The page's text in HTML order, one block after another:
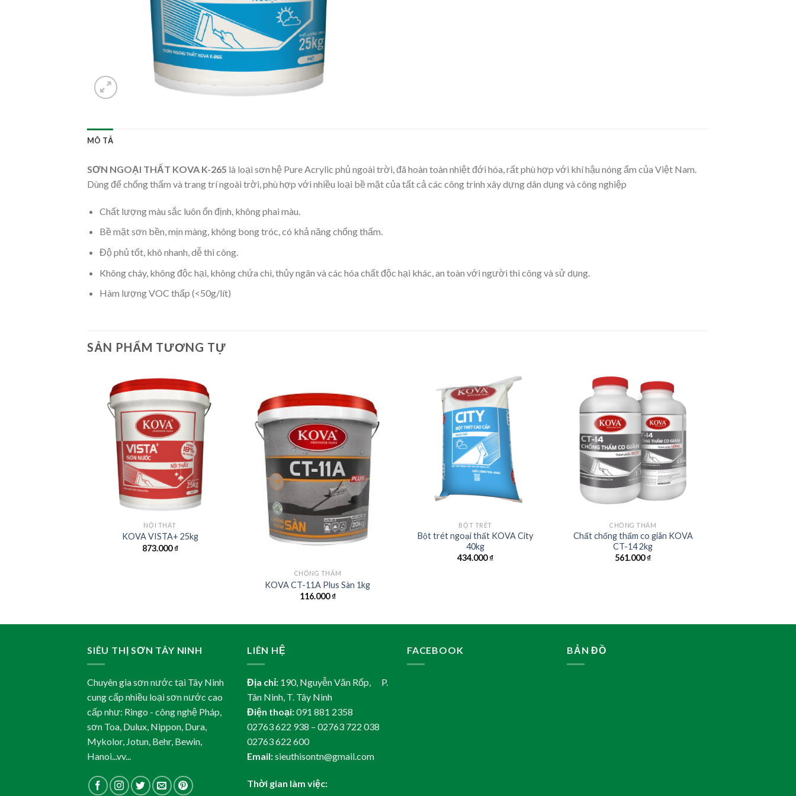
MÔ TẢ
SƠN NGOẠI THẤT KOVA K-265 là loại sơn hệ Pure Acrylic phủ ngoài trời, đã hoàn toàn nhiệt đới hóa, rất phù hợp với khí hậu nóng ẩm của Việt Nam.
Dùng để chống thấm và trang trí ngoài trời, phù hợp với nhiều loại bề mặt của tất cả các công trình xây dựng dân dụng và công nghiệp
Chất lượng màu sắc luôn ổn định, không phai màu.
Bề mặt sơn bền, mịn màng, không bong tróc, có khả năng chống thấm.
Độ phủ tốt, khô nhanh, dễ thi công.
Không cháy, không độc hại, không chứa chì, thủy ngân và các hóa chất độc hại khác, an toàn với người thi công và sử dụng.
Hàm lượng VOC thấp (<50g/lít)
SẢN PHẨM TƯƠNG TỰ
NỘI THẤT
KOVA VISTA+ 25kg
873.000₫
CHỐNG THẤM
KOVA CT-11A Plus Sàn 1kg
116.000₫
BỘT TRÉT
Bột trét ngoại thất KOVA City
40kg
434.000₫
CHỐNG THẤM
Chất chống thấm co giãn KOVA
CT-14 2kg
561.000₫
SIÊU THỊ SƠN TÂY NINH
Chuyên gia sơn nước tại Tây Ninh
cung cấp nhiều loại sơn nước cao
cấp như: Ringo - công nghệ Pháp,
sơn Toa, Dulux, Nippon, Dura,
Mykolor, Jotun, Behr, Bewin,
Hanoi...vv...
LIÊN HỆ
Địa chỉ: 190, Nguyễn Văn Rốp, P.
Tân Ninh, T. Tây Ninh
Điện thoại:091 881 2358
02763 622 938 – 02763 722 038
02763 622 600
Email:sieuthisontn@gmail.com
Thời gian làm việc:
FACEBOOK BẢN ĐỒ